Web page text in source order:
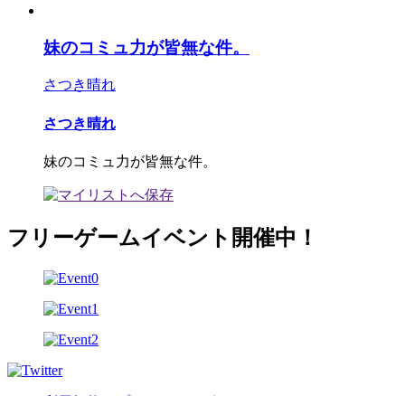
妹のコミュ力が皆無な件。
さつき晴れ
さつき晴れ
妹のコミュ力が皆無な件。
フリーゲームイベント開催中！